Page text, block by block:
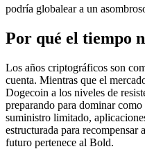
podría globalear a un
Por qué el tiempo
Los años criptográficos son
cuenta. Mientras que el
Dogecoin a los niveles de
preparando para dominar
suministro limitado,
estructurada para recompensar
futuro pertenece al Bold.